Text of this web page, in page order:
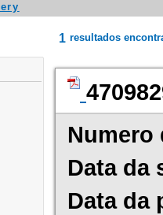
1 resultados
Numero
Data da
Data da